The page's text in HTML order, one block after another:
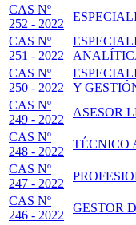
CAS Nº
252 - 2022
CAS Nº
251 - 2022
CAS Nº
250 - 2022
Y
CAS Nº
249 - 2022
ASESOR
CAS Nº
248 - 2022
TÉCNICO
CAS Nº
247 - 2022
CAS Nº
246 - 2022
GESTOR